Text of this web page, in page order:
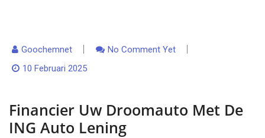
Goochemnet
No Comment Yet
10 Februari 2025
Financier Uw Droomauto Met De
ING Auto Lening